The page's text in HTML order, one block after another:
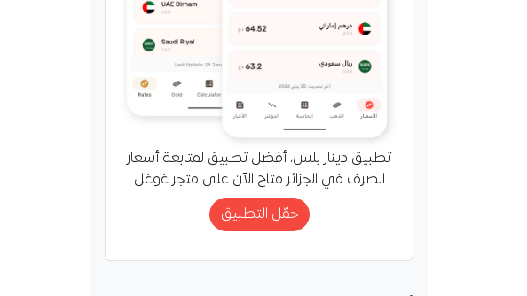
تطبيق دينار بلس، أفضل تطبيق لمتابعة أسعار
الصرف في الجزائر متاح الآن على متجر غوغل
حمّل التطبيق